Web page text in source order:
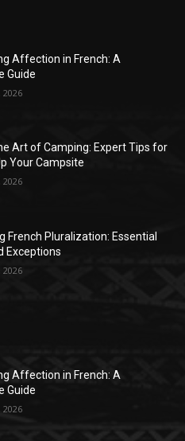
Affection in French: A
Guide
2026
Art of Camping: Expert Tips for
Your Campsite
2026
French Pluralization: Essential
Exceptions
2026
Affection in French: A
Guide
2026